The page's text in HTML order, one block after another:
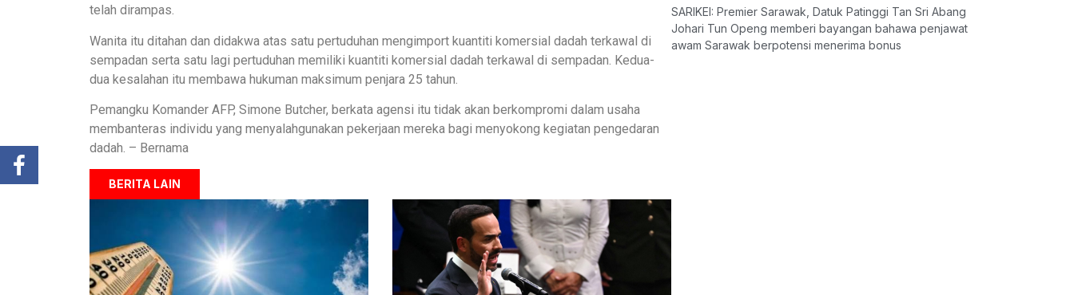
telah dirampas.
Wanita itu ditahan dan didakwa atas satu pertuduhan mengimport kuantiti komersial dadah terkawal di
sempadan serta satu lagi pertuduhan memiliki kuantiti komersial dadah terkawal di sempadan. Kedua-
dua kesalahan itu membawa hukuman maksimum penjara 25 tahun.
Pemangku Komander AFP, Simone Butcher, berkata agensi itu tidak akan berkompromi dalam usaha
membanteras individu yang menyalahgunakan pekerjaan mereka bagi menyokong kegiatan pengedaran
dadah. – Bernama
BERITA LAIN
SARIKEI: Premier Sarawak, Datuk Patinggi Tan Sri Abang
Johari Tun Openg memberi bayangan bahawa penjawat
awam Sarawak berpotensi menerima bonus